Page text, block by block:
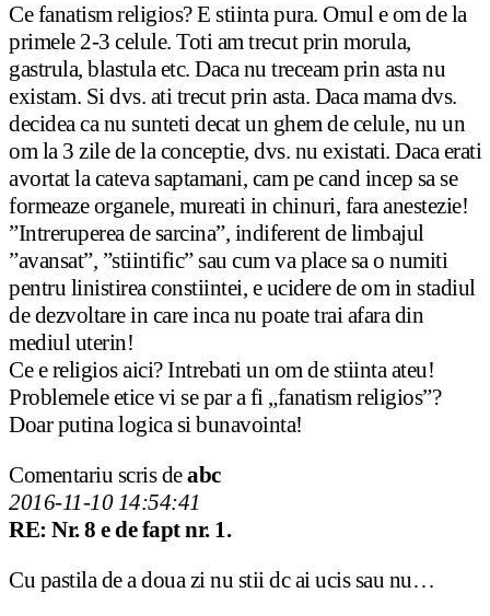
Ce fanatism religios? E stiinta pura. Omul e om de la
primele 2-3 celule. Toti am trecut prin morula,
gastrula, blastula etc. Daca nu treceam prin asta nu
existam. Si dvs. ati trecut prin asta. Daca mama dvs.
decidea ca nu sunteti decat un ghem de celule, nu un
om la 3 zile de la conceptie, dvs. nu existati. Daca erati
avortat la cateva saptamani, cam pe cand incep sa se
formeaze organele, mureati in chinuri, fara anestezie!
”Intreruperea de sarcina”, indiferent de limbajul
”avansat”, ”stiintific” sau cum va place sa o numiti
pentru linistirea constiintei, e ucidere de om in stadiul
de dezvoltare in care inca nu poate trai afara din
mediul uterin!
Ce e religios aici? Intrebati un om de stiinta ateu!
Problemele etice vi se par a fi „fanatism religios”?
Doar putina logica si bunavointa!
Comentariu scris deabc
2016-11-10 14:54:41
RE: Nr. 8 e de fapt nr. 1.
Cu pastila de a doua zi nu stii dc ai ucis sau nu…